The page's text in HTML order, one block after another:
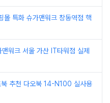
몰 특화 슈가맨워크 창동역점 핵
워크 서울 가산 IT타워점 실제
추천 다오북 14-N100 실사용